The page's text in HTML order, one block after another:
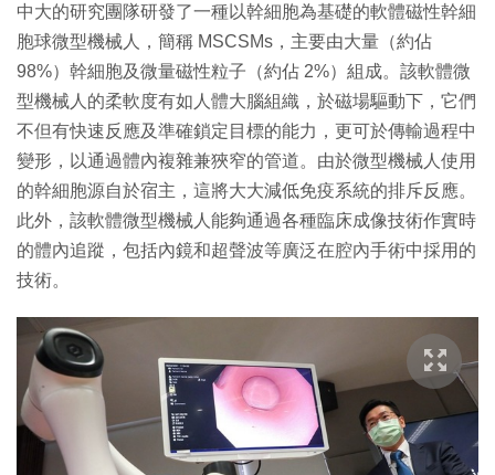
中大的研究團隊研發了一種以幹細胞為基礎的軟體磁性幹細
胞球微型機械人，簡稱 MSCSMs，主要由大量（約佔
98%）幹細胞及微量磁性粒子（約佔 2%）組成。該軟體微
型機械人的柔軟度有如人體大腦組織，於磁場驅動下，它們
不但有快速反應及準確鎖定目標的能力，更可於傳輸過程中
變形，以通過體內複雜兼狹窄的管道。由於微型機械人使用
的幹細胞源自於宿主，這將大大減低免疫系統的排斥反應。
此外，該軟體微型機械人能夠通過各種臨床成像技術作實時
的體內追蹤，包括內鏡和超聲波等廣泛在腔內手術中採用的
技術。